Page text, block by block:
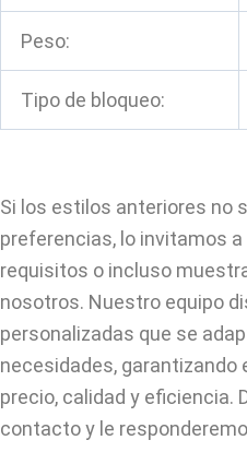
Peso:
Tipo de bloqueo:
Si los estilos anteriores no
preferencias, lo invitamos
requisitos o incluso
nosotros. Nuestro equipo
personalizadas que se
necesidades, garantizando
precio, calidad y eficiencia.
contacto y le